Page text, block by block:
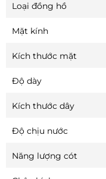
Loại đồng hồ
Mặt kính
Kích thước mặt
Độ dày
Kích thước dây
Độ chịu nước
Năng lượng cót